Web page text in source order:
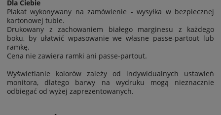
Dla Ciebie
Plakat wykonywany na zamówienie - wysyłka w bezpiecznej
kartonowej tubie.
Drukowany z zachowaniem białego marginesu z każdego
boku, by ułatwić wpasowanie we własne passe-partout lub
ramkę.
Cena nie zawiera ramki ani passe-partout.
Wyświetlanie kolorów zależy od indywidualnych ustawień
monitora, dlatego barwy na wydruku mogą nieznacznie
odbiegać od wyżej zaprezentowanych.